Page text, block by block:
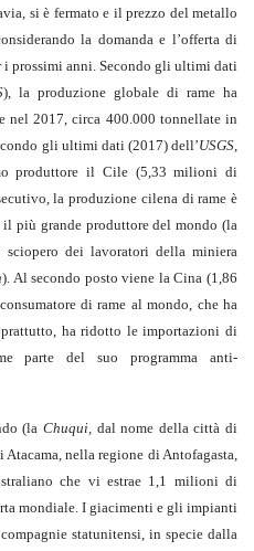
si è fermato e il prezzo del metallo
la domanda e l’offerta di
i prossimi anni. Secondo gli ultimi dati
), la produzione globale di rame ha
2017, circa 400.000 tonnellate in
gli ultimi dati (2017) dell’USGS,
produttore il Cile (5,33 milioni di
la produzione cilena di rame è
il più grande produttore del mondo (la
dei lavoratori della miniera
). Al secondo posto viene la Cina (1,86
di rame al mondo, che ha
ha ridotto le importazioni di
parte del suo programma anti-
(la Chuqui,dal nome della città di
nella regione di Antofagasta,
che vi estrae 1,1 milioni di
mondiale. I giacimenti e gli impianti
statunitensi, in specie dalla